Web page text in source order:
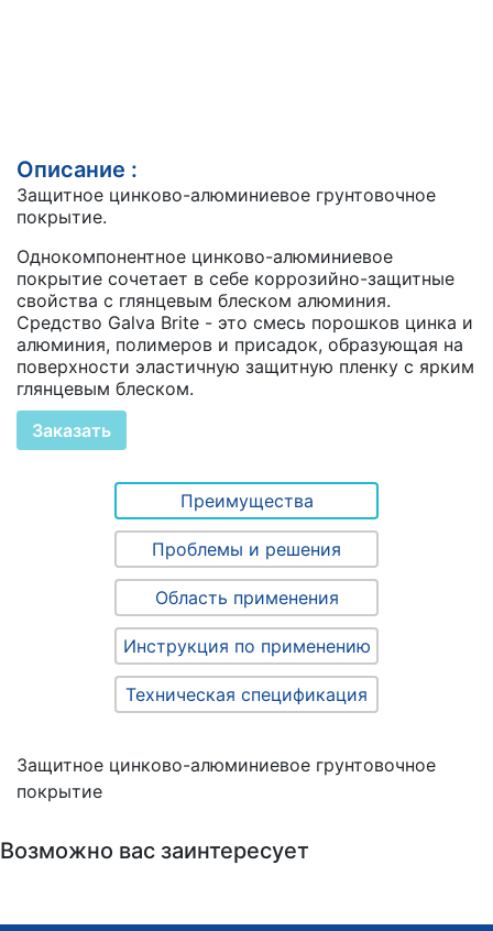
Описание :
Защитное цинково-алюминиевое грунтовочное
покрытие.
Однокомпонентное цинково-алюминиевое
покрытие сочетает в себе коррозийно-защитные
свойства с глянцевым блеском алюминия.
Средство Galva Brite - это смесь порошков цинка и
алюминия, полимеров и присадок, образующая на
поверхности эластичную защитную пленку с ярким
глянцевым блеском.
Заказать
Преимущества
Проблемы и решения
Область применения
Инструкция по применению
Техническая спецификация
Защитное цинково-алюминиевое грунтовочное
покрытие
Возможно вас заинтересует